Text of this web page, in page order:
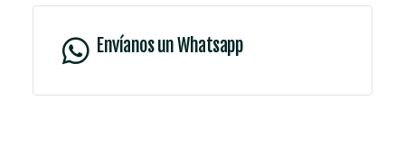
Envíanos un Whatsapp